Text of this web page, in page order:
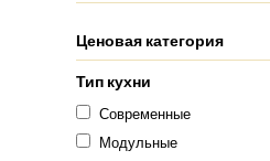
Ценовая категория
Тип кухни
Современные
Модульные